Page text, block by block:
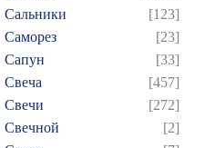
Сальники
[123]
Саморез
[23]
Сапун
[33]
Свеча
[457]
Свечи
[272]
Свечной
[2]